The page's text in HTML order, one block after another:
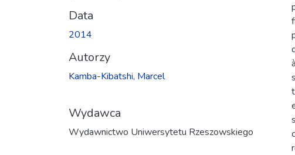
Data
2014
Autorzy
Kamba-Kibatshi, Marcel
Wydawca
Wydawnictwo Uniwersytetu Rzeszowskiego